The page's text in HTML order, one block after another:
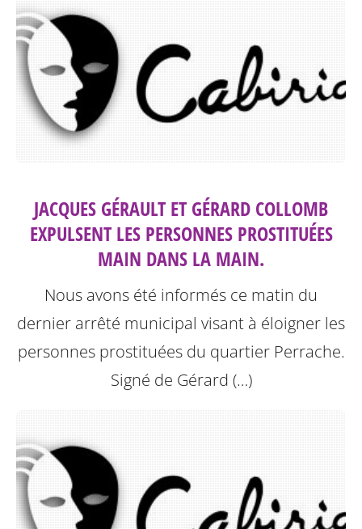
JACQUES GÉRAULT ET GÉRARD COLLOMB
EXPULSENT LES PERSONNES PROSTITUÉES
MAIN DANS LA MAIN.
Nous avons été informés ce matin du
dernier arrêté municipal visant à éloigner les
personnes prostituées du quartier Perrache.
Signé de Gérard (…)